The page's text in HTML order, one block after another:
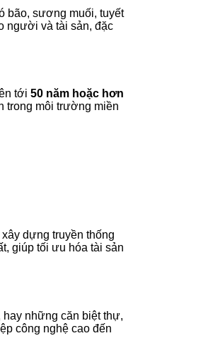
bão, sương muối, tuyết
người và tài sản, đặc
tới 50 năm hoặc hơn
trong môi trường miền
dựng truyền thống
giúp tối ưu hóa tài sản
những căn biệt thự,
công nghệ cao đến